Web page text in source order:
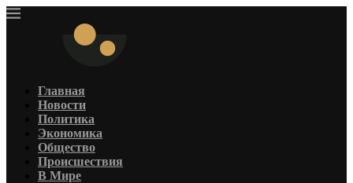
Главная
Новости
Политика
Экономика
Общество
Происшествия
В Мире